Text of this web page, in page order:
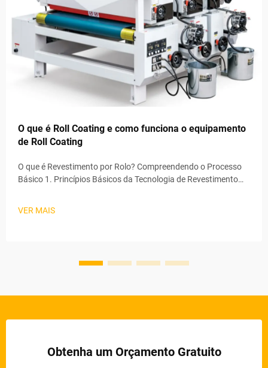
O que é Roll Coating e como funciona o equipamento
de Roll Coating
O que é Revestimento por Rolo? Compreendendo o Processo
Básico 1. Princípios Básicos da Tecnologia de Revestimento
VER MAIS
Obtenha um Orçamento Gratuito